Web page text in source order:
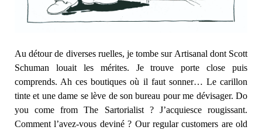
Au détour de diverses ruelles, je tombe sur Artisanal dont Scott
Schuman louait les mérites. Je trouve porte close puis
comprends. Ah ces boutiques où il faut sonner… Le carillon
tinte et une dame se lève de son bureau pour me dévisager. Do
you come from The Sartorialist ? J’acquiesce rougissant.
Comment l’avez-vous deviné ? Our regular customers are old